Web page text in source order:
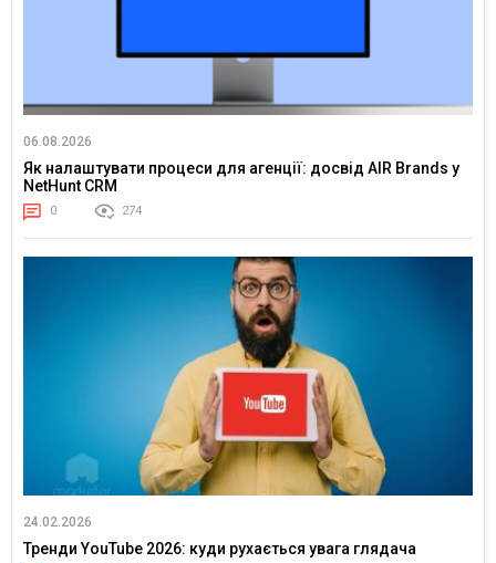
06.08.2026
Як налаштувати процеси для агенції: досвід AIR Brands у
NetHunt CRM
0 274
24.02.2026
Тренди YouTube 2026: куди рухається увага глядача